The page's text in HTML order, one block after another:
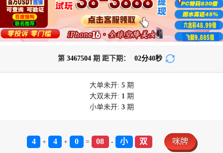
第 3467504期 距下期： 02分40秒
大单未开: 5期
大双未开: 1 期
小单未开: 3期
4 + 4 + 0 = 08 - 小 双 咪牌